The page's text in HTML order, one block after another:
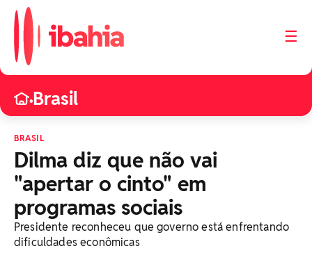
☰
•Brasil
BRASIL
Dilma diz que não vai
"apertar o cinto" em
programas sociais
Presidente reconheceu que governo está enfrentando
dificuldades econômicas